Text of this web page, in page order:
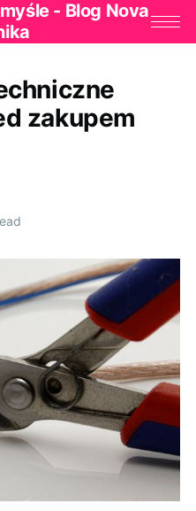
- Blog Nova
zakupem